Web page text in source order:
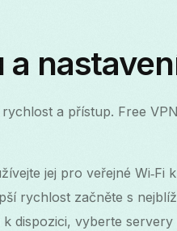
a
a přístup. Free
jej pro veřejné
rychlost začněte s
k dispozici, vyberte